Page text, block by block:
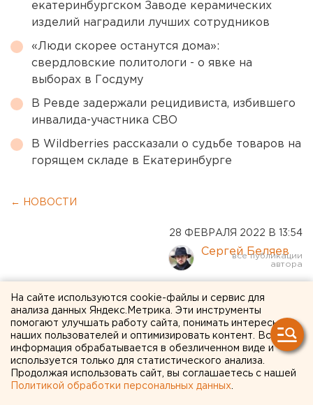
екатеринбургском Заводе керамических
изделий наградили лучших сотрудников
«Люди скорее останутся дома»:
свердловские политологи - о явке на
выборах в Госдуму
В Ревде задержали рецидивиста, избившего
инвалида-участника СВО
В Wildberries рассказали о судьбе товаров на
горящем складе в Екатеринбурге
← НОВОСТИ
28 ФЕВРАЛЯ 2022 В 13:54
Сергей Беляев
Свердловские ветераны
поддержали решение о
проведении
миротворческой операции
в Донбассе
На сайте используются cookie-файлы и сервис для
анализа данных Яндекс.Метрика. Эти инструменты
помогают улучшать работу сайта, понимать интересы
наших пользователей и оптимизировать контент. Вся
информация обрабатывается в обезличенном виде и
используется только для статистического анализа.
Продолжая использовать сайт, вы соглашаетесь с нашей
Политикой обработки персональных данных